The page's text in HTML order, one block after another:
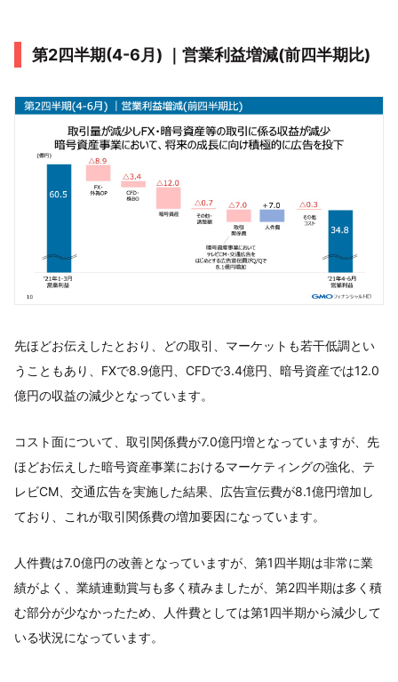
第2四半期(4-6月) ｜営業利益増減(前四半期比)
先ほどお伝えしたとおり、どの取引、マーケットも若干低調とい
うこともあり、FXで8.9億円、CFDで3.4億円、暗号資産では12.0
億円の収益の減少となっています。
コスト面について、取引関係費が7.0億円増となっていますが、先
ほどお伝えした暗号資産事業におけるマーケティングの強化、テ
レビCM、交通広告を実施した結果、広告宣伝費が8.1億円増加し
ており、これが取引関係費の増加要因になっています。
人件費は7.0億円の改善となっていますが、第1四半期は非常に業
績がよく、業績連動賞与も多く積みましたが、第2四半期は多く積
む部分が少なかったため、人件費としては第1四半期から減少して
いる状況になっています。